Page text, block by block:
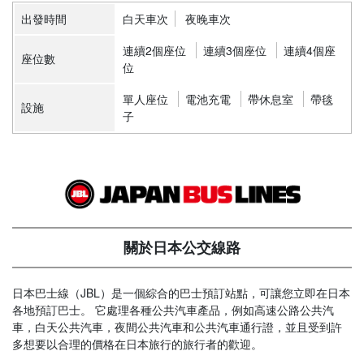
出發時間 白天車次 夜晚車次
座位數 連續2個座位 連續3個座位
連續4個座
位
設施 單人座位 電池充電 帶休息室
帶毯
子
關於日本公交線路
日本巴士線（JBL）是一個綜合的巴士預訂站點，可讓您立即在日本
各地預訂巴士。 它處理各種公共汽車產品，例如高速公路公共汽
車，白天公共汽車，夜間公共汽車和公共汽車通行證，並且受到許
多想要以合理的價格在日本旅行的旅行者的歡迎。